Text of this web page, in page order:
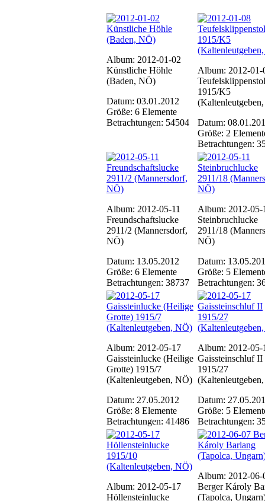
Album: 2012-01-02
Künstliche Höhle
(Baden, NÖ)
Datum: 03.01.2012
Größe: 6 Elemente
Betrachtungen: 54504
Album: 2012-01-
1915/K5
Datum:
Größe: 2
Betrachtungen:
Album: 2012-05-11
Freundschaftslucke
2911/2 (Mannersdorf,
NÖ)
Datum: 13.05.2012
Größe: 6 Elemente
Betrachtungen: 38737
Album: 2012-05-
Steinbruchlucke
2911/18
NÖ)
Datum:
Größe: 5
Betrachtungen:
Album: 2012-05-17
Gaissteinlucke (Heilige
Grotte) 1915/7
(Kaltenleutgeben, NÖ)
Datum: 27.05.2012
Größe: 8 Elemente
Betrachtungen: 41486
Album: 2012-05-
Gaissteinschluf II
1915/27
Datum:
Größe: 5
Betrachtungen:
Album: 2012-05-17
Höllensteinlucke
Album: 2012-06-
Berger Károly
(Tapolca,